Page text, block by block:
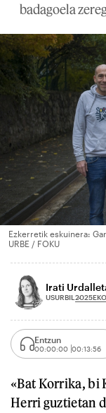
badagoela
Ezkerretik eskuinera:
URBE / FOKU
Irati
USURBIL
Entzun
00:00:00 00:13:56
«Bat Korrika, bi
Herri guztietan